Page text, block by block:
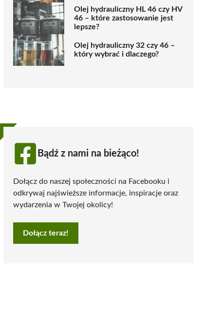
Olej hydrauliczny HL 46 czy HV
46 – które zastosowanie jest
lepsze?
Olej hydrauliczny 32 czy 46 –
który wybrać i dlaczego?
Bądź z nami na bieżąco!
Dołącz do naszej społeczności na Facebooku i
odkrywaj najświeższe informacje, inspiracje oraz
wydarzenia w Twojej okolicy!
Dołącz teraz!